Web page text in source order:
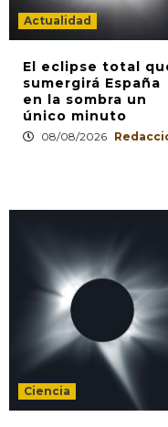
Actualidad
El eclipse total
sumergirá España
en la sombra un
único minuto
08/08/2026
Ciencia